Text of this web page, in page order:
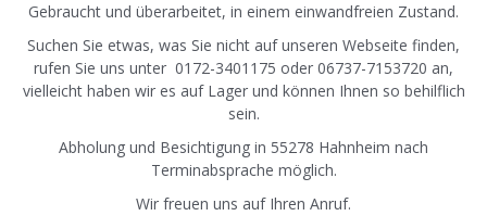
Gebraucht und überarbeitet, in einem einwandfreien Zustand.
Suchen Sie etwas, was Sie nicht auf unseren Webseite finden,
rufen Sie uns unter 0172-3401175 oder 06737-7153720 an,
vielleicht haben wir es auf Lager und können Ihnen so behilflich
sein.
Abholung und Besichtigung in 55278 Hahnheim nach
Terminabsprache möglich.
Wir freuen uns auf Ihren Anruf.